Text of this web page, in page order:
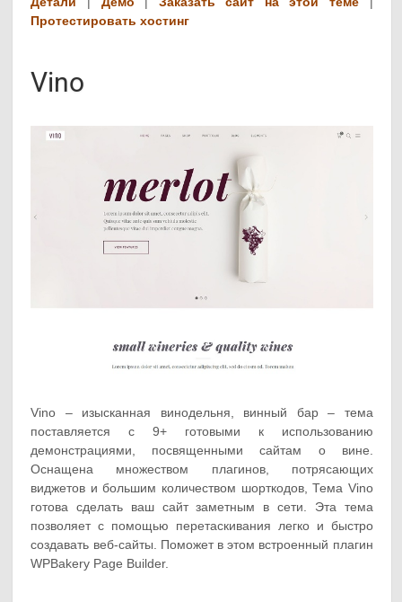
Протестировать хостинг
Vino
Vino – изысканная винодельня, винный бар – тема
поставляется с 9+ готовыми к использованию
демонстрациями, посвященными сайтам о вине.
Оснащена множеством плагинов, потрясающих
виджетов и большим количеством шорткодов, Тема Vino
готова сделать ваш сайт заметным в сети. Эта тема
позволяет с помощью перетаскивания легко и быстро
создавать веб-сайты. Поможет в этом встроенный плагин
WPBakery Page Builder.